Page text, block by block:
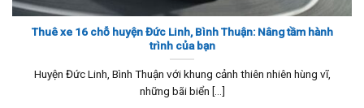
Thuê xe 16 chỗ huyện Đức Linh, Bình Thuận: Nâng tầm hành
trình của bạn
Huyện Đức Linh, Bình Thuận với khung cảnh thiên nhiên hùng vĩ,
những bãi biển [...]